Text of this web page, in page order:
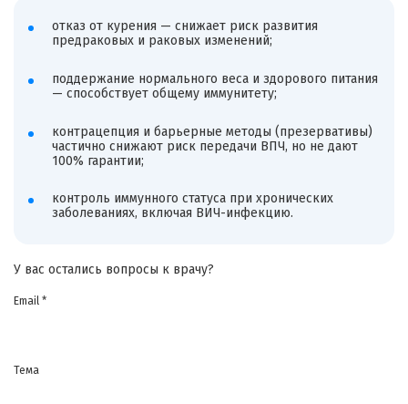
отказ от курения — снижает риск развития
предраковых и раковых изменений;
поддержание нормального веса и здорового питания
— способствует общему иммунитету;
контрацепция и барьерные методы (презервативы)
частично снижают риск передачи ВПЧ, но не дают
100% гарантии;
контроль иммунного статуса при хронических
заболеваниях, включая ВИЧ-инфекцию.
У вас остались вопросы к врачу?
Email *
Тема